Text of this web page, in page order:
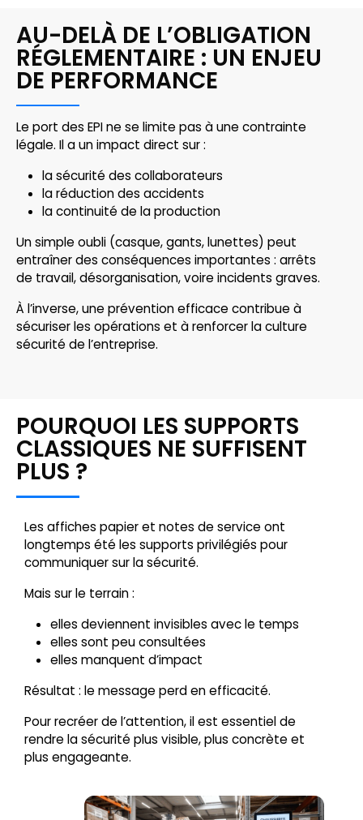
AU-DELÀ DE L’OBLIGATION
RÉGLEMENTAIRE : UN ENJEU
DE PERFORMANCE
Le port des EPI ne se limite pas à une contrainte
légale. Il a un impact direct sur :
la sécurité des collaborateurs
la réduction des accidents
la continuité de la production
Un simple oubli (casque, gants, lunettes) peut
entraîner des conséquences importantes : arrêts
de travail, désorganisation, voire incidents graves.
À l’inverse, une prévention efficace contribue à
sécuriser les opérations et à renforcer la culture
sécurité de l’entreprise.
POURQUOI LES SUPPORTS
CLASSIQUES NE SUFFISENT
PLUS ?
Les affiches papier et notes de service ont
longtemps été les supports privilégiés pour
communiquer sur la sécurité.
Mais sur le terrain :
elles deviennent invisibles avec le temps
elles sont peu consultées
elles manquent d’impact
Résultat : le message perd en efficacité.
Pour recréer de l’attention, il est essentiel de
rendre la sécurité plus visible, plus concrète et
plus engageante.